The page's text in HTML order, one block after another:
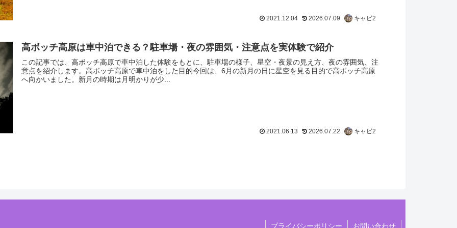
2021.12.04 2026.07.09 キャビ2
高ボッチ高原は車中泊できる？駐車場・夜の雰囲気・注意点を実体験で紹介
この記事では、高ボッチ高原で車中泊した体験をもとに、駐車場の様子、星空・夜景の見え方、夜の雰囲気、注
意点を紹介します。高ボッチ高原で車中泊をした目的今回は、6月の新月の日に星空を見る目的で高ボッチ高原
へ向かいました。新月の時期は月明かりが少...
2021.06.13 2026.07.22 キャビ2
プライバシーポリシー お問い合わせ